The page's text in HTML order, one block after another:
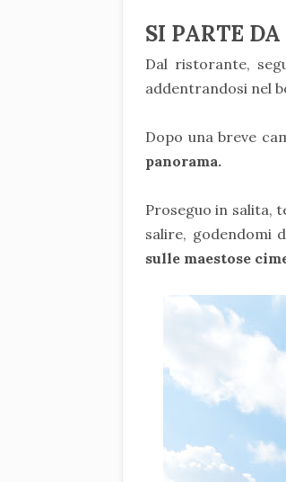
SI PARTE
Dal ristorante,
addentrandosi nel
Dopo una breve
panorama.
Proseguo in salita,
salire, godendomi
sulle maestose